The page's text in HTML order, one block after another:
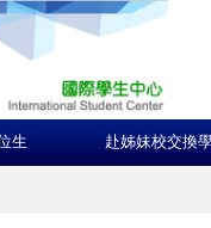
生 赴姊妹校交換